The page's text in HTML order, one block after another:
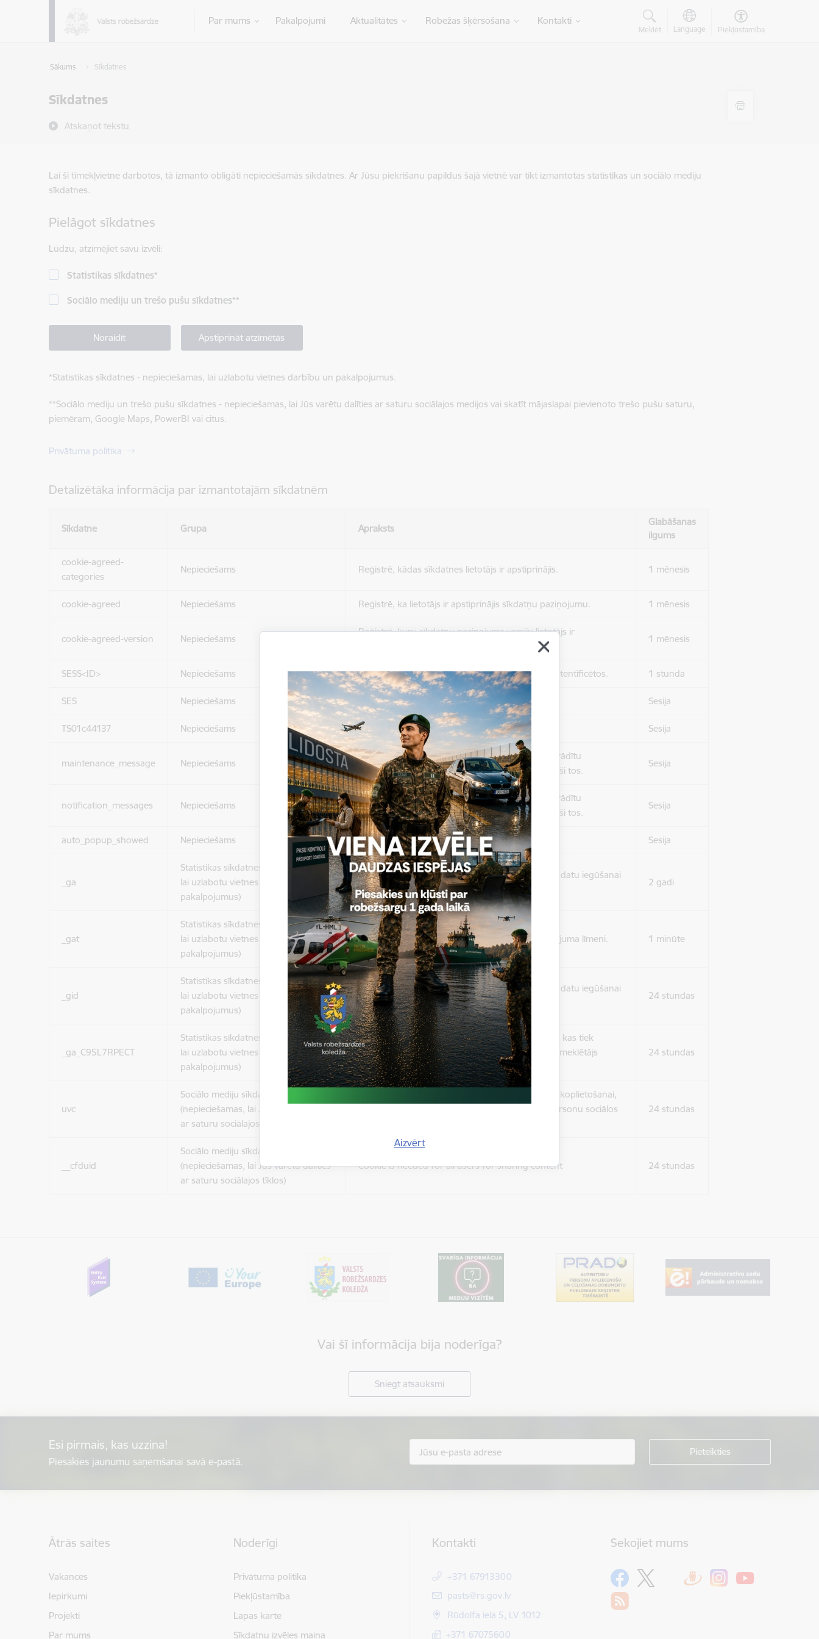
Par mums Pakalpojumi Aktualitātes Robežas šķērsošana Kontakti
Meklēt Language Piekļūstamība
Sākums Sīkdatnes
Sīkdatnes
Atskaņot tekstu
Aizvērt
Lai šī tīmekļvietne darbotos, tā izmanto obligāti nepieciešamās sīkdatnes. Ar Jūsu piekrišanu papildus šajā vietnē var tikt izmantotas statistikas un sociālo mediju
sīkdatnes.
Pielāgot sīkdatnes
Lūdzu, atzīmējiet savu izvēli:
Statistikas sīkdatnes*
Sociālo mediju un trešo pušu sīkdatnes**
Noraidīt Apstiprināt atzīmētās
*Statistikas sīkdatnes - nepieciešamas, lai uzlabotu vietnes darbību un pakalpojumus.
**Sociālo mediju un trešo pušu sīkdatnes - nepieciešamas, lai Jūs varētu dalīties ar saturu sociālajos medijos vai skatīt mājaslapai pievienoto trešo pušu saturu,
piemēram, Google Maps, PowerBI vai citus.
Privātuma politika
Detalizētāka informācija par izmantotajām sīkdatnēm
Sīkdatne Grupa Apraksts
Glabāšanas
ilgums
cookie-agreed-
categories
Nepieciešams Reģistrē, kādas sīkdatnes lietotājs ir apstiprinājis. 1 mēnesis
cookie-agreed Nepieciešams Reģistrē, ka lietotājs ir apstiprinājis sīkdatņu paziņojumu. 1 mēnesis
cookie-agreed-version Nepieciešams
Reģistrē, kuru sīkdatņu paziņojuma versiju lietotājs ir
1 mēnesis
SESS<ID> Nepieciešams Nepieciešams tikai satura administratoriem, lai autentificētos. 1 stunda
SES Nepieciešams Sesijas uzturēšana no slodzes dalīšanas viedokļa. Sesija
TS01c44137 Nepieciešams Drošības politikas sesija. Sesija
maintenance_message Nepieciešams
Sīkdatne ir nepieciešama, lai visiem lietotājiem nerādītu
ziņojumus pēc tam, kad viņi ir izlasījuši un aizvēruši tos.
Sesija
notification_messages Nepieciešams
Sīkdatne ir nepieciešama, lai visiem lietotājiem nerādītu
ziņojumus pēc tam, kad viņi ir izlasījuši un aizvēruši tos.
Sesija
auto_popup_showed Nepieciešams Reģistrē, ka tiek parādīts modālais logs. Sesija
_ga
Statistikas sīkdatnes (nepieciešamas,
lai uzlabotu vietnes darbību un
pakalpojumus)
Reģistrē unikālu ID, kas tiek izmantots statistisko datu iegūšanai
par to, kā apmeklētājs izmanto vietni.
2 gadi
_gat
Statistikas sīkdatnes (nepieciešamas,
lai uzlabotu vietnes darbību un
pakalpojumus)
Izmanto Google Analytics, lai samazinātu pieprasījuma līmeni. 1 minūte
_gid
Statistikas sīkdatnes (nepieciešamas,
lai uzlabotu vietnes darbību un
pakalpojumus)
Reģistrē unikālu ID, kas tiek izmantots statistisko datu iegūšanai
par to, kā apmeklētājs izmanto vietni.
24 stundas
_ga_C95L7RPECT
Statistikas sīkdatnes (nepieciešamas,
lai uzlabotu vietnes darbību un
pakalpojumus)
Reģistrē unikālu ID priekš jaunākās GA 4 versijas, kas tiek
izmantots statistisko datu iegūšanai par to, kā apmeklētājs
izmanto vietni.
24 stundas
uvc
Sociālo mediju sīkdatnes
(nepieciešamas, lai Jūs varētu dalīties
ar saturu sociālajos tīklos)
Šīs sīkdatnes ir paredzētas tādu vietņu un satura koplietošanai,
kas jūs interesē mūsu vietnē, izmantojot trešo personu sociālos
24 stundas
__cfduid
Sociālo mediju sīkdatnes
(nepieciešamas, lai Jūs varētu dalīties
ar saturu sociālajos tīklos)
Cookie is needed for all users for sharing content 24 stundas
Vai šī informācija bija noderīga?
Sniegt atsauksmi
Esi pirmais, kas uzzina!
Piesakies jaunumu saņemšanai savā e-pastā.
Ātrās saites
Vakances
Iepirkumi
Projekti
Par mums
Noderīgi
Privātuma politika
Piekļūstamība
Lapas karte
Sīkdatņu izvēles maiņa
Kontakti
+371 67913300
E-pasts:
pasts@rs.gov.lv
Rūdolfa iela 5, LV 1012
+371 67075600
Sekojiet mums